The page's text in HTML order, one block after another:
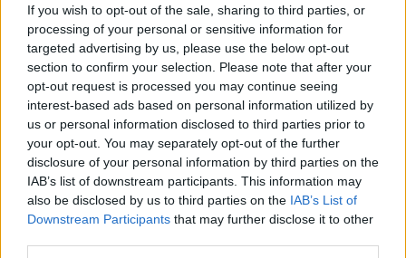
If you wish to opt-out of the sale, sharing to third parties, or
processing of your personal or sensitive information for
targeted advertising by us, please use the below opt-out
section to confirm your selection. Please note that after your
opt-out request is processed you may continue seeing
interest-based ads based on personal information utilized by
us or personal information disclosed to third parties prior to
your opt-out. You may separately opt-out of the further
disclosure of your personal information by third parties on the
IAB’s list of downstream participants. This information may
also be disclosed by us to third parties on the IAB’s List of
Downstream Participants that may further disclose it to other
βαθμούς με τον Ατρόμητο και σήμερα με την
ΑΕΛ, που κάναμε χαρούμενους τους φιλάθλους
μας», σχολίασε αρχικά στις δηλώσεις του μετά
το ματς.
Και προσέθεσε: «Σε όλο το ματς
προσπαθήσαμε να σκοράρουμε. Ήταν δύσκολο,
παλέψαμε, δεν τα παρατήσαμε και τελικά
σκοράραμε».